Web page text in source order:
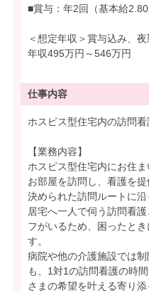
■賞与：年2回（基本給
＜想定年収＞賞与込み、夜
年収495万円～546万円
仕事内容
ホスピス型住宅内の訪問看
【業務内容】
ホスピス型住宅内にお住
お部屋を訪問し、看護を提
決められた訪問ルートに沿
居宅へ一人で伺う訪問看
フがいるため、困ったと
す。
病院や他の介護施設では
も、1対1の訪問看護の時
さまの希望を叶える寄り添